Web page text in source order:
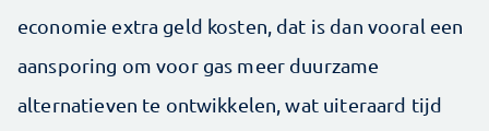
economie extra geld kosten, dat is dan vooral een
aansporing om voor gas meer duurzame
alternatieven te ontwikkelen, wat uiteraard tijd